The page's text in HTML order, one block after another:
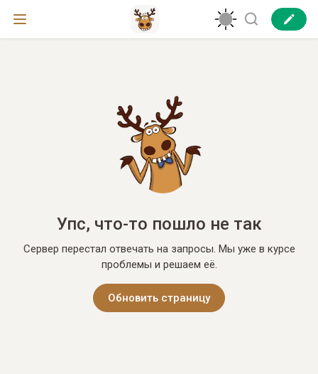
Упс, что-то пошло не так
Сервер перестал отвечать на запросы. Мы уже в курсе
проблемы и решаем её.
Обновить страницу